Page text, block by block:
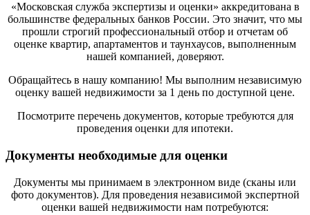
«Московская служба экспертизы и оценки» аккредитована в
большинстве федеральных банков России. Это значит, что мы
прошли строгий профессиональный отбор и отчетам об
оценке квартир, апартаментов и таунхаусов, выполненным
нашей компанией, доверяют.
Обращайтесь в нашу компанию! Мы выполним независимую
оценку вашей недвижимости за 1 день по доступной цене.
Посмотрите перечень документов, которые требуются для
проведения оценки для ипотеки.
Документы необходимые для оценки
Документы мы принимаем в электронном виде (сканы или
фото документов). Для проведения независимой экспертной
оценки вашей недвижимости нам потребуются: